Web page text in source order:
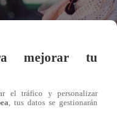
mejorar tu
el tráfico y personalizar
, tus datos se gestionarán